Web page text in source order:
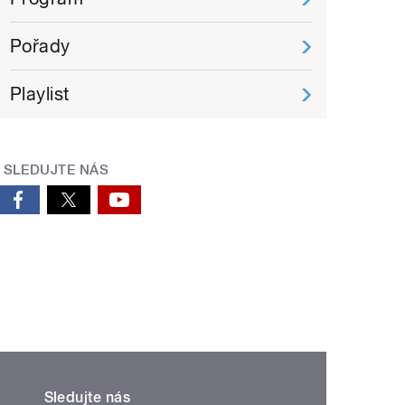
Pořady
Playlist
SLEDUJTE NÁS
Sledujte nás